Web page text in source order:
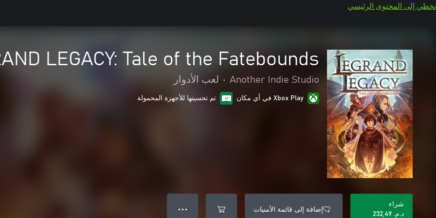
تخطي إلى المحتوى الرئيسي
LEGACY: Tale of the Fatebounds
Another Indie Studio
• لعب الأدوار
Xbox Play في أي مكان تم تحسينها للأجهزة المحمولة
شراء
د.م.‏ 232,49
إضافة إلى قائمة الأمنيات ● ● ●